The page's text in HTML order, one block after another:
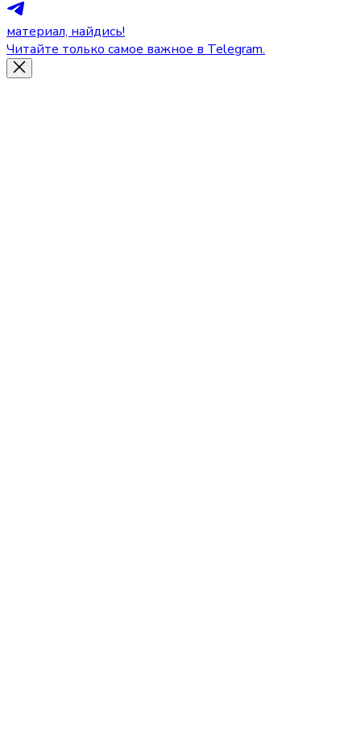
материал, найдись!
Читайте только самое важное в Telegram.